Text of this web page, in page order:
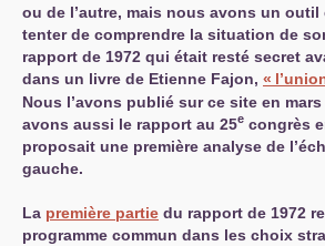
ou de l’autre, mais nous avons un
tenter de comprendre la situation de
rapport de 1972 qui était resté secret
dans un livre de Etienne Fajon, «
Nous l’avons publié sur ce site en
avons aussi le rapport au 25e congrès
proposait une première analyse de
gauche.
La première partie du rapport de 1972
programme commun dans les choix